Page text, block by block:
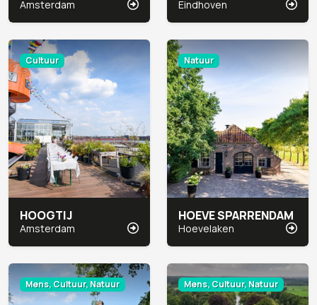
Amsterdam Eindhoven
Cultuur
HOOGTIJ
Amsterdam
Natuur
HOEVE SPARRENDAM
Hoevelaken
Mens, Cultuur, Natuur Mens, Cultuur, Natuur